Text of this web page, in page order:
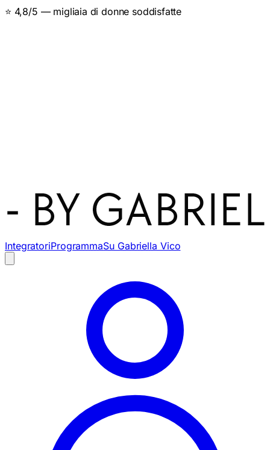
👩‍🔬 Specialista del metabolismo femminile
IntegratoriProgrammaSu Gabriella Vico